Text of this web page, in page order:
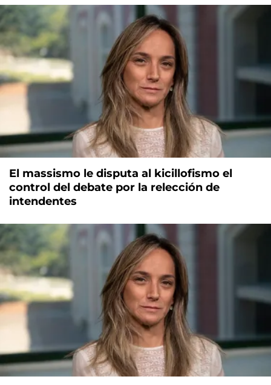
El massismo le disputa al kicillofismo el
control del debate por la relección de
intendentes